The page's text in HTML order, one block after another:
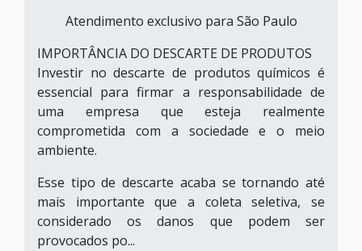
Atendimento exclusivo para São Paulo
IMPORTÂNCIA DO DESCARTE DE PRODUTOS
Investir no descarte de produtos químicos é
essencial para firmar a responsabilidade de
uma empresa que esteja realmente
comprometida com a sociedade e o meio
ambiente.
Esse tipo de descarte acaba se tornando até
mais importante que a coleta seletiva, se
considerado os danos que podem ser
provocados po...